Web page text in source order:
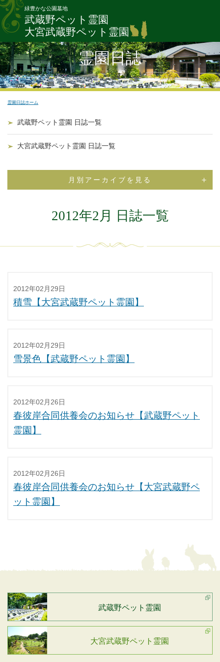
緑豊かな公園墓地
武蔵野ペット霊園
大宮武蔵野ペット霊園
霊園日誌
霊園日誌ホーム
武蔵野ペット霊園 日誌一覧
大宮武蔵野ペット霊園 日誌一覧
月別アーカイブを見る
2012年2月 日誌一覧
2012年02月29日
積雪【大宮武蔵野ペット霊園】
2012年02月29日
雪景色【武蔵野ペット霊園】
2012年02月26日
春彼岸合同供養会のお知らせ【武蔵野ペット
霊園】
2012年02月26日
春彼岸合同供養会のお知らせ【大宮武蔵野ペ
ット霊園】
武蔵野ペット霊園
大宮武蔵野ペット霊園